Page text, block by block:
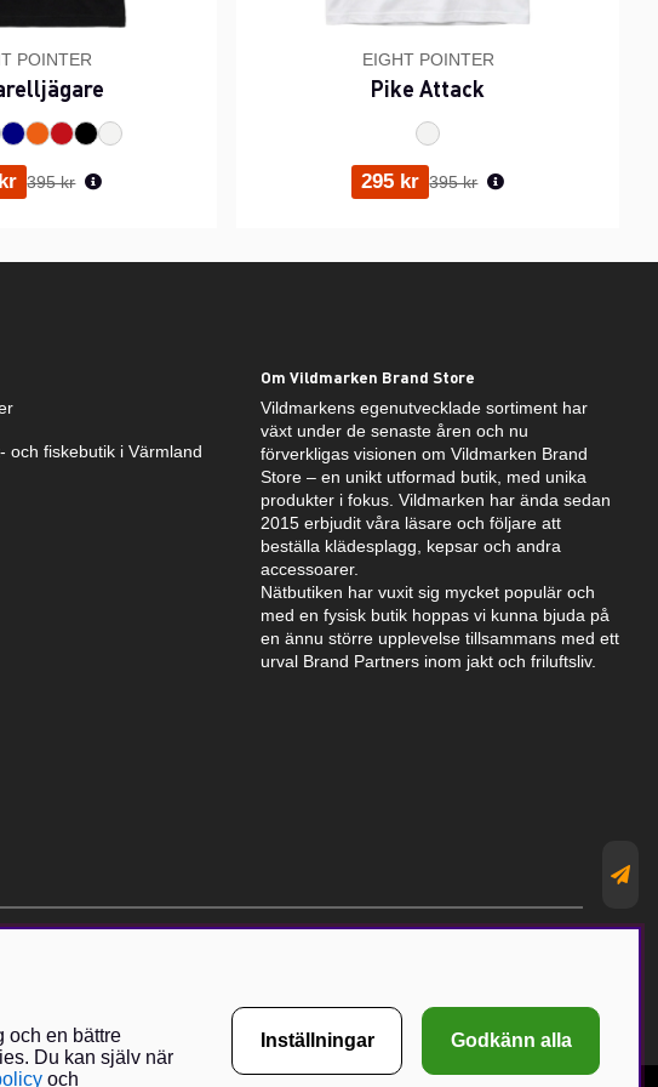
POINTER
Ordinarie pris:
395 kr
EIGHT POINTER
Pike Attack
295 kr Ordinarie pris:
395 kr
och fiskebutik i Värmland
Om Vildmarken Brand Store
Vildmarkens egenutvecklade sortiment har
växt under de senaste åren och nu
förverkligas visionen om Vildmarken Brand
Store – en unikt utformad butik, med unika
produkter i fokus. Vildmarken har ända sedan
2015 erbjudit våra läsare och följare att
beställa klädesplagg, kepsar och andra
accessoarer.
Nätbutiken har vuxit sig mycket populär och
med en fysisk butik hoppas vi kunna bjuda på
en ännu större upplevelse tillsammans med ett
urval Brand Partners inom jakt och friluftsliv.
och en bättre
Du kan själv när
och
Inställningar Godkänn alla